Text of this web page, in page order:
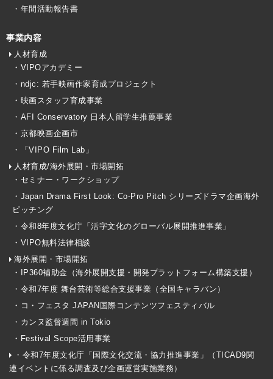
・年間活動報告書
事業内容
人材育成
・VIPOアカデミー
・ndjc: 若手映画作家育成プロジェクト
・映画スタッフ育成事業
・AFI Conservatory 日本人留学生推薦事業
・京都映画企画市
・「VIPO Film Lab」
人材育成/海外展開・市場開拓
・セミナー・ワークショップ
・Japan Drama First Look: Co-Pro Pitch シリーズドラマ企画海外
ピッチング
・令和8年度文化庁「活字文化のグローバル展開推進事業」
・VIPO無料法律相談
海外展開・市場開拓
・IP360補助金（海外展開支援・開発プラットフォーム構築支援）
・令和7年度 舞台芸術等総合支援事業（全国キャラバン）
・コ・フェスタ JAPAN国際コンテンツフェスティバル
・カンヌ監督週間 in Tokio
・Festival Scope活用事業
・令和7年度文化庁「国際文化交流・協力推進事業」（TICAD9関
連イベントに係る調査及び企画運営実施業務）